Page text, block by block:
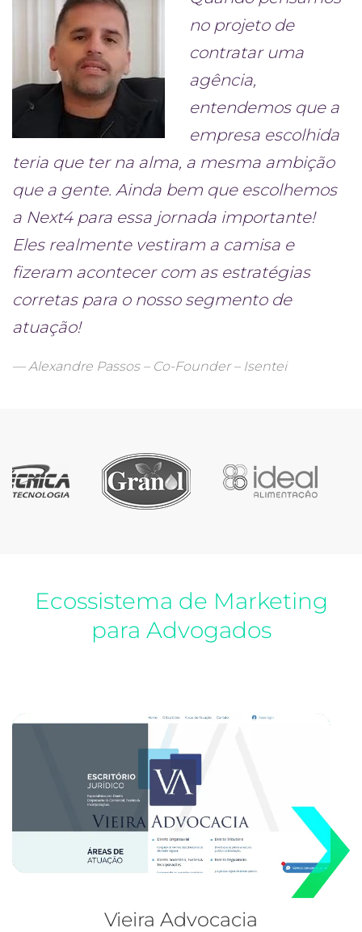
no projeto de
contratar uma
agência,
entendemos que a
empresa escolhida
teria que ter na alma, a mesma ambição
que a gente. Ainda bem que escolhemos
a Next4 para essa jornada importante!
Eles realmente vestiram a camisa e
fizeram acontecer com as estratégias
corretas para o nosso segmento de
atuação!
Alexandre Passos – Co-Founder – Isentei
Ecossistema de Marketing
para Advogados
Vieira Advocacia